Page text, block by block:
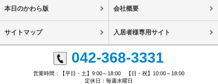
本日のかわら版 会社概要
サイトマップ 入居者様専用サイト
042-368-3331
営業時間：【平日・土】9:00～18:00 【日・祝】10:00～18:00
定休日：毎週水曜日